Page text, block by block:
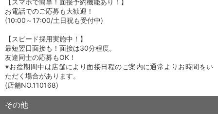
【スマホで簡単！面接予約機能あり！】
お電話でのご応募も大歓迎！
(10:00～17:00/土日祝も受付中)
【スピード採用実施中！】
最短翌日面接も！面接は30分程度。
友達同士の応募もOK！
※お盆期間中は店舗により面接日程のご案内に通常よりお時間をい
ただく場合があります。
(店舗NO.110168)
その他